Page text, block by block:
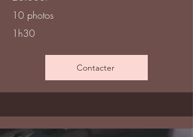
10 photos
1h30
Contacter